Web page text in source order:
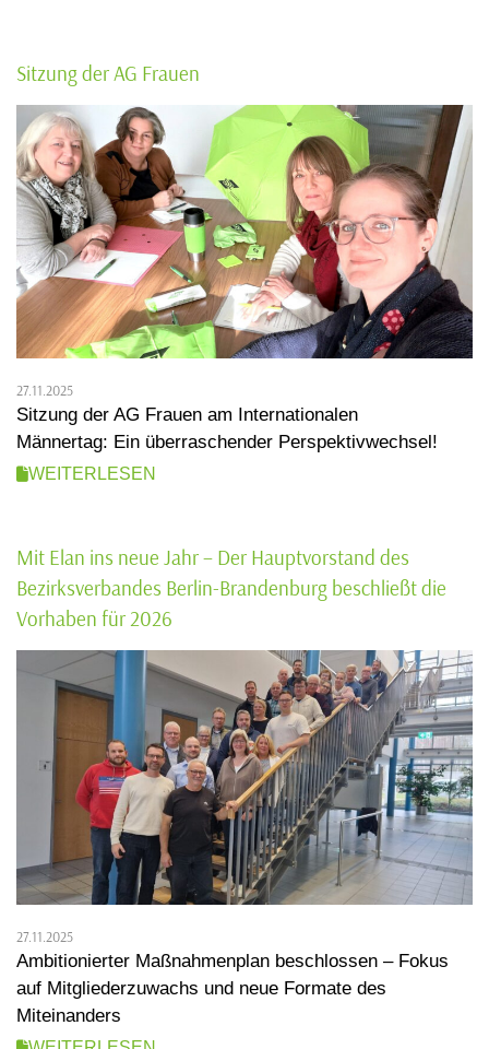
Sitzung der AG Frauen
27.11.2025
Sitzung der AG Frauen am Internationalen
Männertag: Ein überraschender Perspektivwechsel!
WEITERLESEN
Mit Elan ins neue Jahr – Der Hauptvorstand des
Bezirksverbandes Berlin-Brandenburg beschließt die
Vorhaben für 2026
27.11.2025
Ambitionierter Maßnahmenplan beschlossen – Fokus
auf Mitgliederzuwachs und neue Formate des
Miteinanders